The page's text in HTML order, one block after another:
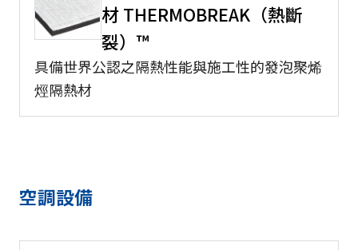
材 THERMOBREAK（熱斷
裂）™
具備世界公認之隔熱性能與施工性的發泡聚烯
烴隔熱材
空調設備